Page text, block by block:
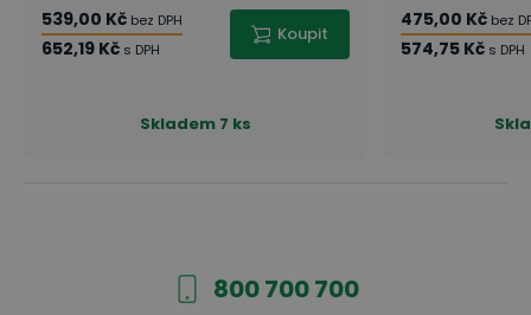
539,00 Kč bez DPH
652,19 Kč s DPH
Koupit
Skladem 7 ks
475,00 Kč bez
574,75 Kč s DPH
800 700 700